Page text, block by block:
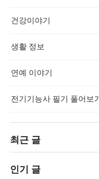
건강이야기
생활 정보
연예 이야기
전기기능사 필기 풀어보기
최근 글
인기 글